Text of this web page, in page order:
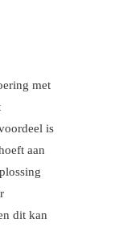
met
is
aan
dit kan